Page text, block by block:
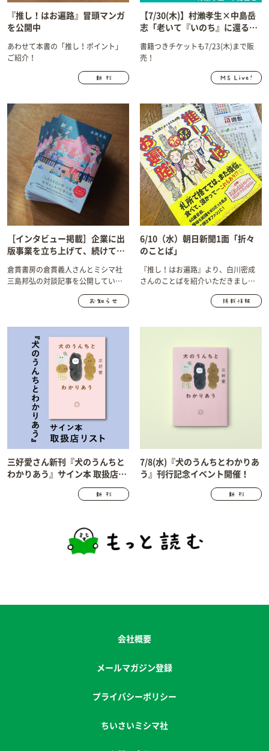
『推し！はお遍路』冒頭マンガ
を公開中
あわせて本書の「推し！ポイント」
ご紹介！
【7/30(木)】村瀨孝生×中島岳
志「老いて『いのち』に還るに
書籍つきチケットも7/23(木)まで販
売！
［インタビュー掲載］企業に出
版事業を立ち上げて、続けてい
貫義人さんとミシマ社三島邦弘
による対談記事が掲載
倉貫書房の倉貫義人さんとミシマ社
三島邦弘の対談記事を公開していま
6/10（水）朝日新聞1面「折々
のことば」
『推し！はお遍路』より、白川密成
さんのことばを紹介いただきまし
三好愛さん新刊『犬のうんちと
わかりあう』サイン本 取扱店リ
7/8(水)『犬のうんちとわかりあ
う』刊行記念イベント開催！
会社概要
メールマガジン登録
プライバシーポリシー
ちいさいミシマ社